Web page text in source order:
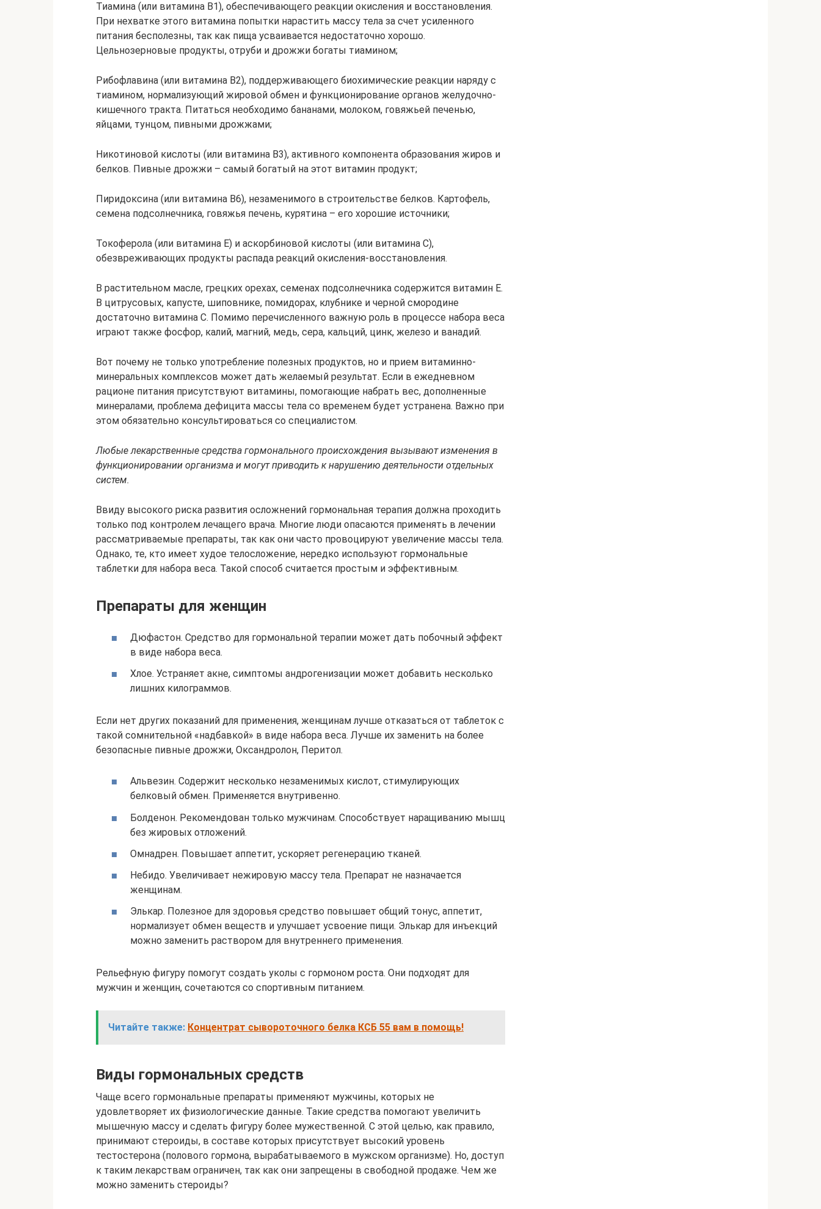
Тиамина (или витамина В1), обеспечивающего реакции окисления и восстановления.
При нехватке этого витамина попытки нарастить массу тела за счет усиленного
питания бесполезны, так как пища усваивается недостаточно хорошо.
Цельнозерновые продукты, отруби и дрожжи богаты тиамином;
Рибофлавина (или витамина В2), поддерживающего биохимические реакции наряду с
тиамином, нормализующий жировой обмен и функционирование органов желудочно-
кишечного тракта. Питаться необходимо бананами, молоком, говяжьей печенью,
яйцами, тунцом, пивными дрожжами;
Никотиновой кислоты (или витамина В3), активного компонента образования жиров и
белков. Пивные дрожжи – самый богатый на этот витамин продукт;
Пиридоксина (или витамина В6), незаменимого в строительстве белков. Картофель,
семена подсолнечника, говяжья печень, курятина – его хорошие источники;
Токоферола (или витамина Е) и аскорбиновой кислоты (или витамина С),
обезвреживающих продукты распада реакций окисления-восстановления.
В растительном масле, грецких орехах, семенах подсолнечника содержится витамин Е.
В цитрусовых, капусте, шиповнике, помидорах, клубнике и черной смородине
достаточно витамина С. Помимо перечисленного важную роль в процессе набора веса
играют также фосфор, калий, магний, медь, сера, кальций, цинк, железо и ванадий.
Вот почему не только употребление полезных продуктов, но и прием витаминно-
минеральных комплексов может дать желаемый результат. Если в ежедневном
рационе питания присутствуют витамины, помогающие набрать вес, дополненные
минералами, проблема дефицита массы тела со временем будет устранена. Важно при
этом обязательно консультироваться со специалистом.
Любые лекарственные средства гормонального происхождения вызывают изменения в
функционировании организма и могут приводить к нарушению деятельности отдельных
систем.
Ввиду высокого риска развития осложнений гормональная терапия должна проходить
только под контролем лечащего врача. Многие люди опасаются применять в лечении
рассматриваемые препараты, так как они часто провоцируют увеличение массы тела.
Однако, те, кто имеет худое телосложение, нередко используют гормональные
таблетки для набора веса. Такой способ считается простым и эффективным.
Препараты для женщин
Дюфастон. Средство для гормональной терапии может дать побочный эффект
в виде набора веса.
Хлое. Устраняет акне, симптомы андрогенизации может добавить несколько
лишних килограммов.
Если нет других показаний для применения, женщинам лучше отказаться от таблеток с
такой сомнительной «надбавкой» в виде набора веса. Лучше их заменить на более
безопасные пивные дрожжи, Оксандролон, Перитол.
Альвезин. Содержит несколько незаменимых кислот, стимулирующих
белковый обмен. Применяется внутривенно.
Болденон. Рекомендован только мужчинам. Способствует наращиванию мышц
без жировых отложений.
Омнадрен. Повышает аппетит, ускоряет регенерацию тканей.
Небидо. Увеличивает нежировую массу тела. Препарат не назначается
женщинам.
Элькар. Полезное для здоровья средство повышает общий тонус, аппетит,
нормализует обмен веществ и улучшает усвоение пищи. Элькар для инъекций
можно заменить раствором для внутреннего применения.
Рельефную фигуру помогут создать уколы с гормоном роста. Они подходят для
мужчин и женщин, сочетаются со спортивным питанием.
Читайте также: Концентрат сывороточного белка КСБ 55 вам в помощь!
Виды гормональных средств
Чаще всего гормональные препараты применяют мужчины, которых не
удовлетворяет их физиологические данные. Такие средства помогают увеличить
мышечную массу и сделать фигуру более мужественной. С этой целью, как правило,
принимают стероиды, в составе которых присутствует высокий уровень
тестостерона (полового гормона, вырабатываемого в мужском организме). Но, доступ
к таким лекарствам ограничен, так как они запрещены в свободной продаже. Чем же
можно заменить стероиды?